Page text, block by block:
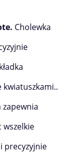
Cholewka
zapewnia
wszelkie
precyzyjnie